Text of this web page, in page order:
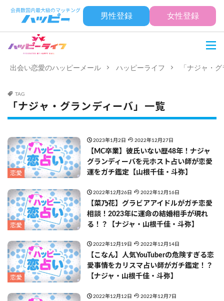
男性登録 女性登録
出会い恋愛のハッピーメール ハッピーライフ 「ナジャ・
TAG
「ナジャ・グランディーバ」一覧
恋愛
2023年1月2日 2022年12月27日
【MC卒業】彼氏いない歴48年！ナジャ
グランディーバを元ホスト占い師が恋愛
運をガチ鑑定【山根千佳・斗弥】
恋愛
2022年12月26日 2022年12月16日
【菜乃花】グラビアアイドルがガチ恋愛
相談！2023年に運命の結婚相手が現れ
る！？【ナジャ・山根千佳・斗弥】
恋愛
2022年12月19日 2022年12月14日
【こなん】人気YouTuberの危険すぎる恋
愛事情をカリスマ占い師がガチ鑑定！？
【ナジャ・山根千佳・斗弥】
2022年12月12日 2022年12月7日